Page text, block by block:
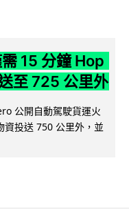
15 分鐘 Hop
至 725 公里外
公開自動駕駛貨運火
投送 750 公里外，並